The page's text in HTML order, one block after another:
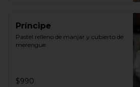
Príncipe
Pastel relleno de manjar y cubierto de
merengue
$990